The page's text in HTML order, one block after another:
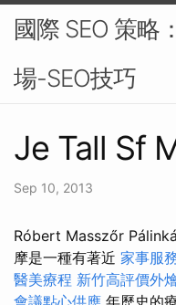
國際 SEO 策略
場-SEO技巧
Je Tall Sf
Sep 10, 2013
Róbert Masszőr
摩是一種有著近 家事服
醫美療程 新竹高評價外
會議點心供應 年歷史的